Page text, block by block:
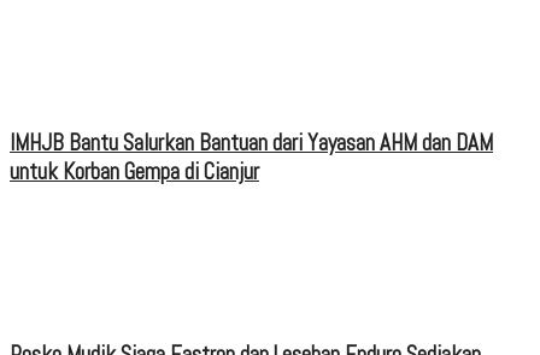
IMHJB Bantu Salurkan Bantuan dari Yayasan AHM dan DAM
untuk Korban Gempa di Cianjur